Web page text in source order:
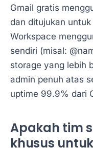
Gmail gratis
dan ditujukan
Workspace
sendiri (misal:
storage yang lebih
admin penuh atas
uptime 99.9% dari
Apakah tim
khusus untuk